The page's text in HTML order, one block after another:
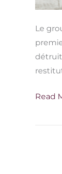
Le
Read